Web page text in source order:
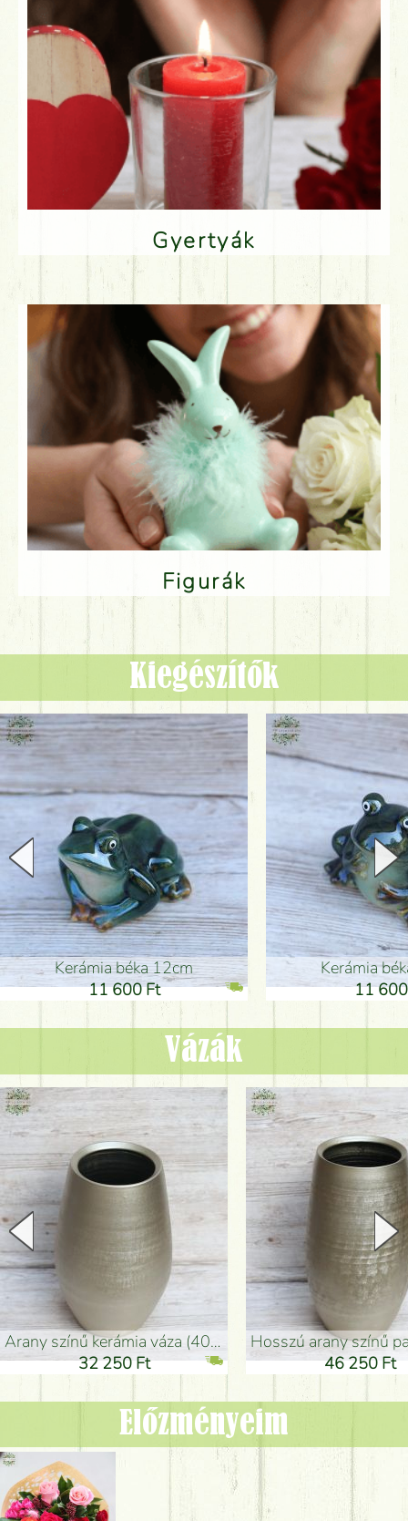
Gyertyák
Figurák
Kiegészítők
Kerámia béka 12cm
11 600 Ft
Kerámia
11
Vázák
arany színű kerámia váza (40x26cm)
32 250 Ft
hosszú arany színű
46 250 Ft
Előzményeim